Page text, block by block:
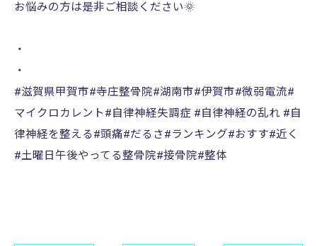
お悩みの方は是非ご相談ください🌞
・
・
#滋賀県甲賀市#寺庄整骨院#湖南市#伊賀市#微弱電流#
マイクロカレント#自律神経失調症 #自律神経の乱れ #自
律神経を整える#頭痛#だるさ#ランキング#おすす#近く
#土曜日午後やってる整骨院#接骨院#整体